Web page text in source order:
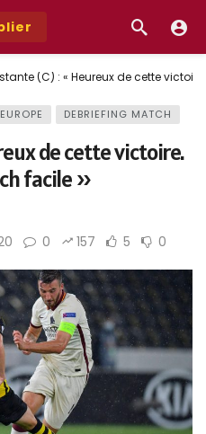
(C) : « Heureux de cette
DEBRIEFING MATCH
de cette victoire.
facile »
0 157 5 0